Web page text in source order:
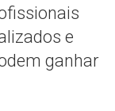
e
ganhar